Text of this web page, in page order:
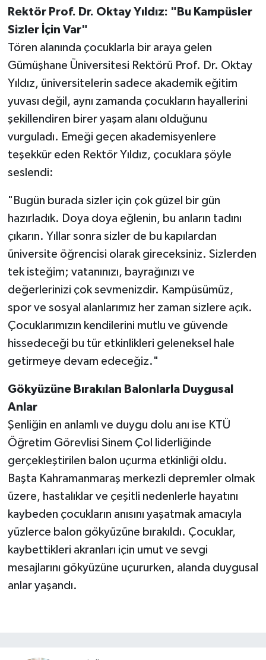
Rektör Prof. Dr. Oktay Yıldız: "Bu Kampüsler
Sizler İçin Var"
Tören alanında çocuklarla bir araya gelen
Gümüşhane Üniversitesi Rektörü Prof. Dr. Oktay
Yıldız, üniversitelerin sadece akademik eğitim
yuvası değil, aynı zamanda çocukların hayallerini
şekillendiren birer yaşam alanı olduğunu
vurguladı. Emeği geçen akademisyenlere
teşekkür eden Rektör Yıldız, çocuklara şöyle
seslendi:
"Bugün burada sizler için çok güzel bir gün
hazırladık. Doya doya eğlenin, bu anların tadını
çıkarın. Yıllar sonra sizler de bu kapılardan
üniversite öğrencisi olarak gireceksiniz. Sizlerden
tek isteğim; vatanınızı, bayrağınızı ve
değerlerinizi çok sevmenizdir. Kampüsümüz,
spor ve sosyal alanlarımız her zaman sizlere açık.
Çocuklarımızın kendilerini mutlu ve güvende
hissedeceği bu tür etkinlikleri geleneksel hale
getirmeye devam edeceğiz."
Gökyüzüne Bırakılan Balonlarla Duygusal
Anlar
Şenliğin en anlamlı ve duygu dolu anı ise KTÜ
Öğretim Görevlisi Sinem Çol liderliğinde
gerçekleştirilen balon uçurma etkinliği oldu.
Başta Kahramanmaraş merkezli depremler olmak
üzere, hastalıklar ve çeşitli nedenlerle hayatını
kaybeden çocukların anısını yaşatmak amacıyla
yüzlerce balon gökyüzüne bırakıldı. Çocuklar,
kaybettikleri akranları için umut ve sevgi
mesajlarını gökyüzüne uçururken, alanda duygusal
anlar yaşandı.